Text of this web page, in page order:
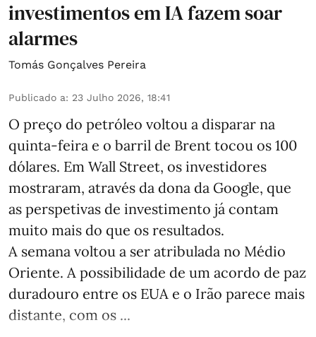
investimentos em IA fazem soar
alarmes
Tomás Gonçalves Pereira
Publicado a: 23 Julho 2026, 18:41
O preço do petróleo voltou a disparar na
quinta-feira e o barril de Brent tocou os 100
dólares. Em Wall Street, os investidores
mostraram, através da dona da Google, que
as perspetivas de investimento já contam
muito mais do que os resultados.
A semana voltou a ser atribulada no Médio
Oriente. A possibilidade de um acordo de paz
duradouro entre os EUA e o Irão parece mais
distante, com os ...